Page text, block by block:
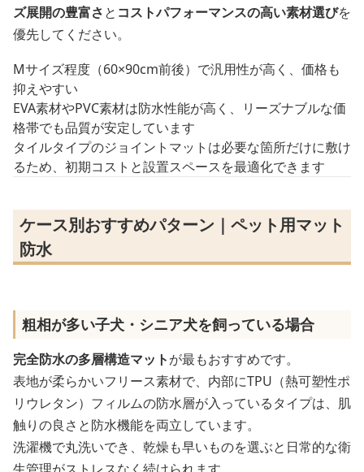
ズ展開の豊富さと コストパフォーマンスの高い素材選びを
優先してください。
Mサイズ程度（60×90cm前後）で汎用性が高く、価格も
抑えやすい
EVA素材やPVC素材は防水性能が高く、リーズナブルな価
格帯でも品質が安定しています
タイルタイプのジョイントマットは必要な箇所だけに敷け
るため、初期コストと設置スペースを最適化できます
ケース別おすすめパターン｜ペット用マット
防水
粗相が多い子犬・シニア犬を飼っている場合
完全防水の多層構造マットが最もおすすめです。
表地が柔らかいフリース素材で、内部にTPU（熱可塑性ポ
リウレタン）フィルムの防水層が入っているタイプは、肌
触りの良さと防水機能を両立しています。
洗濯機で丸洗いでき、乾燥も早いものを選ぶと日常的な衛